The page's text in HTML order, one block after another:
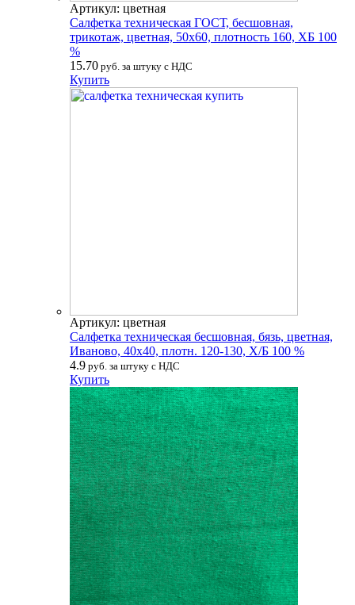
Артикул: цветная
Салфетка техническая ГОСТ, бесшовная,
трикотаж, цветная, 50х60, плотность 160, ХБ 100
%
15.70 руб. за штуку с НДС
Купить
Артикул: цветная
Салфетка техническая бесшовная, бязь, цветная,
Иваново, 40х40, плотн. 120-130, Х/Б 100 %
4.9 руб. за штуку с НДС
Купить